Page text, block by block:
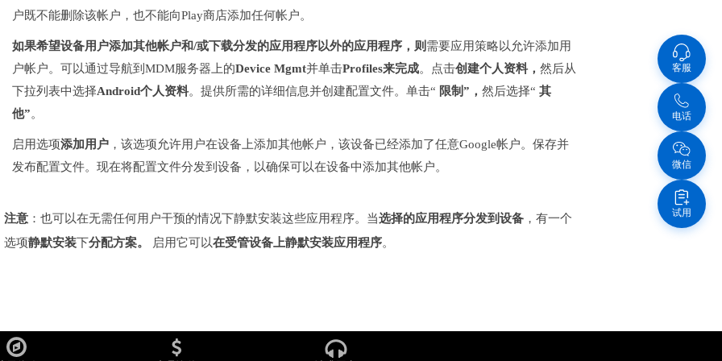
户既不能删除该帐户，也不能向Play商店添加任何帐户。
如果希望设备用户添加其他帐户和/或下载分发的应用程序以外的应用程序，则 需要应用策略以允许添加用
户帐户。可以通过导航到MDM服务器上的Device Mgmt并单击Profiles来完成。点击创建个人资料， 然后从
下拉列表中选择Android个人资料。提供所需的详细信息并创建配置文件。单击“ 限制”， 然后选择“ 其
他”。
启用选项添加用户 ，该选项允许用户在设备上添加其他帐户，该设备已经添加了任意Google帐户。保存并
发布配置文件。现在将配置文件分发到设备，以确保可以在设备中添加其他帐户。
注意 ：也可以在无需任何用户干预的情况下静默安装这些应用程序。当选择的应用程序分发到设备 ，有一个
选项静默安装下分配方案。 启用它可以在受管设备上静默安装应用程序。
客服
电话
微信
试用